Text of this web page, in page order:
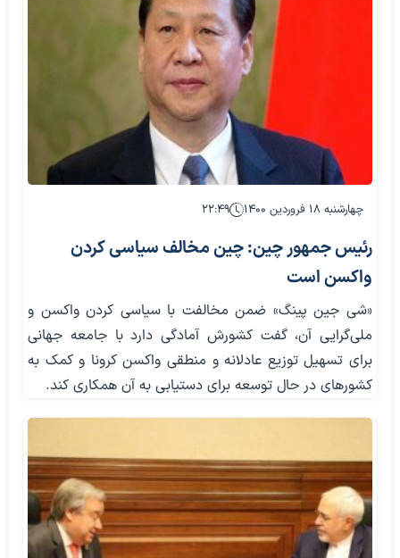
چهارشنبه ۱۸ فروردین ۱۴۰۰ ۲۲:۴۹
رئیس جمهور چین: چین مخالف سیاسی کردن
واکسن است
«شی جین پینگ» ضمن مخالفت با سیاسی کردن واکسن و
ملی‌گرایی آن، گفت کشورش آمادگی دارد با جامعه جهانی
برای تسهیل توزیع عادلانه و منطقی واکسن کرونا و کمک به
کشور‌های در حال توسعه برای دستیابی به آن همکاری کند.